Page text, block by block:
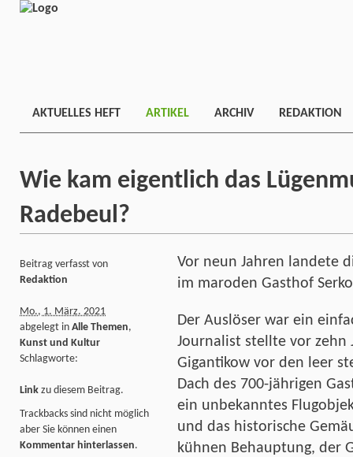
AKTUELLES HEFT ARTIKEL ARCHIV REDAKTION
Wie kam eigentlich das
Radebeul?
Vor neun Jahren landete
im maroden Gasthof
Der Auslöser war ein
Journalist stellte vor zehn
Gigantikow vor den leer
Dach des 700-jährigen
ein unbekanntes
und das historische
kühnen Behauptung, der
Beitrag verfasst von
Redaktion
Mo., 1. März. 2021
abgelegt in Alle Themen,
Kunst und Kultur
Schlagworte:
Link zu diesem Beitrag.
Trackbacks sind nicht möglich
aber Sie können einen
Kommentar hinterlassen.